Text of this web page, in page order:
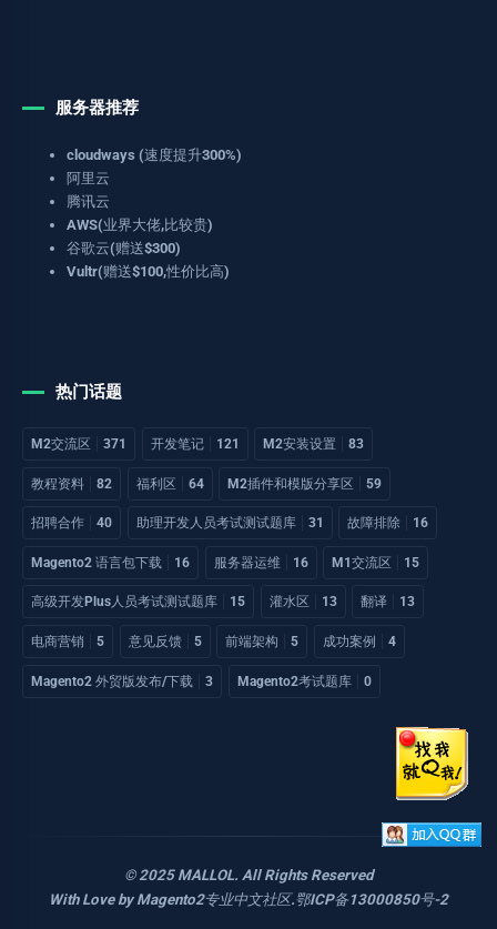
服务器推荐
cloudways (速度提升300%)
阿里云
腾讯云
AWS(业界大佬,比较贵)
谷歌云(赠送$300)
Vultr(赠送$100,性价比高)
热门话题
M2交流区 371 开发笔记 121 M2安装设置 83
教程资料 82 福利区 64 M2插件和模版分享区 59
招聘合作 40 助理开发人员考试测试题库 31 故障排除 16
Magento2 语言包下载 16 服务器运维 16 M1交流区 15
高级开发Plus人员考试测试题库 15 灌水区 13 翻译 13
电商营销 5 意见反馈 5 前端架构 5 成功案例 4
Magento2 外贸版发布/下载 3 Magento2考试题库 0
© 2025 MALLOL. All Rights Reserved
With Love by Magento2专业中文社区.鄂ICP备13000850号-2